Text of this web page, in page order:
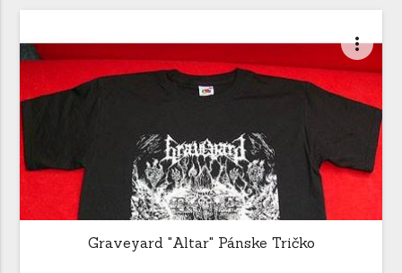
more_vert
Graveyard "Altar" Pánske Tričko